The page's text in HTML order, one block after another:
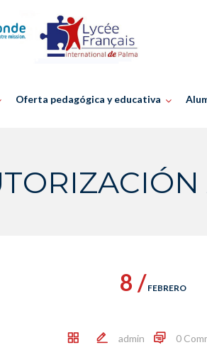
Oferta pedagógica y educativa
8 / FEBRERO
admin 0